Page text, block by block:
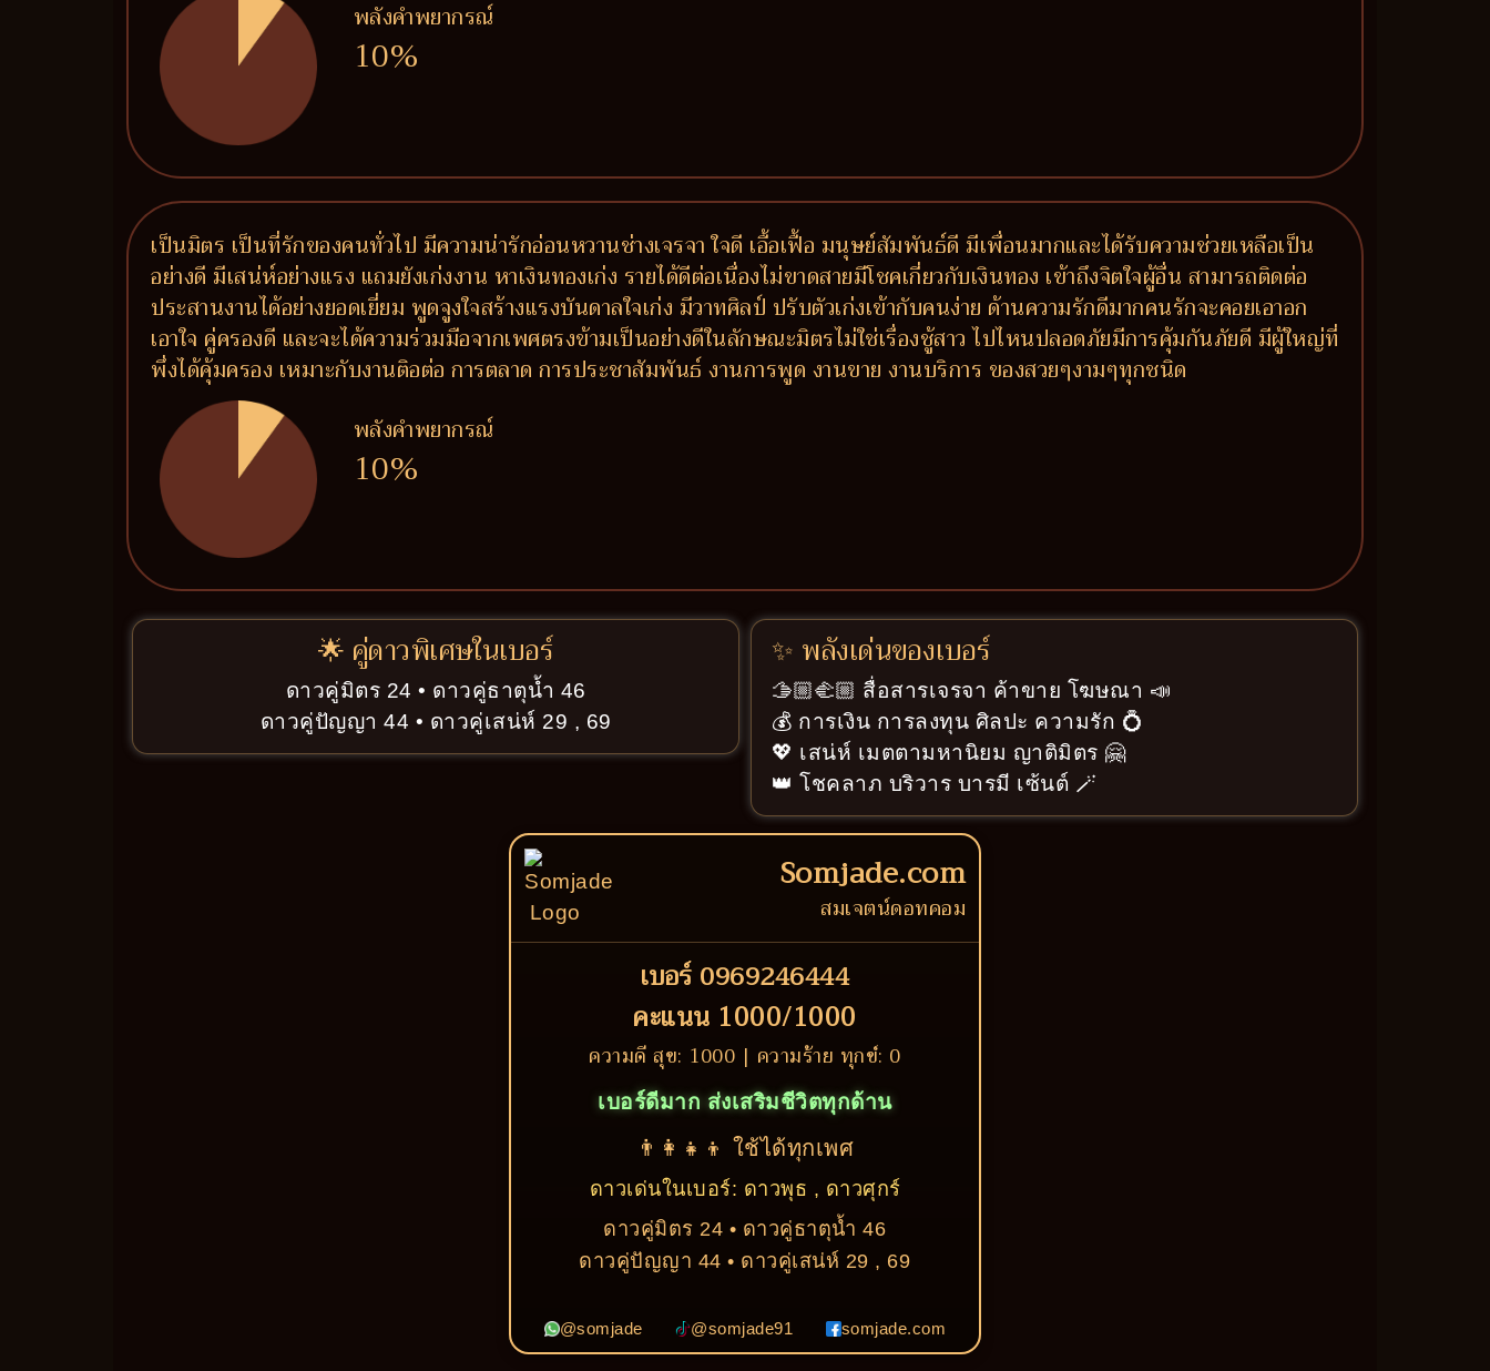
พลังคำพยากรณ์
10%
เป็นมิตร เป็นที่รักของคนทั่วไป มีความน่ารักอ่อนหวานช่างเจรจา ใจดี เอื้อเฟื้อ มนุษย์สัมพันธ์ดี มีเพื่อนมากและได้รับความช่วยเหลือเป็น
อย่างดี มีเสน่ห์อย่างแรง แถมยังเก่งงาน หาเงินทองเก่ง รายได้ดีต่อเนื่องไม่ขาดสายมีโชคเกี่ยวกับเงินทอง เข้าถึงจิตใจผู้อื่น สามารถติดต่อ
ประสานงานได้อย่างยอดเยี่ยม พูดจูงใจสร้างแรงบันดาลใจเก่ง มีวาทศิลป์ ปรับตัวเก่งเข้ากับคนง่าย ด้านความรักดีมากคนรักจะคอยเอาอก
เอาใจ คู่ครองดี และจะได้ความร่วมมือจากเพศตรงข้ามเป็นอย่างดีในลักษณะมิตรไม่ใช่เรื่องชู้สาว ไปไหนปลอดภัยมีการคุ้มกันภัยดี มีผู้ใหญ่ที่
พึ่งได้คุ้มครอง เหมาะกับงานติอต่อ การตลาด การประชาสัมพันธ์ งานการพูด งานขาย งานบริการ ของสวยๆงามๆทุกชนิด
พลังคำพยากรณ์
10%
🌟 คู่ดาวพิเศษในเบอร์
ดาวคู่มิตร 24 • ดาวคู่ธาตุน้ำ 46
ดาวคู่ปัญญา 44 • ดาวคู่เสน่ห์ 29 , 69
✨ พลังเด่นของเบอร์
🫱🏼‍🫲🏼 สื่อสารเจรจา ค้าขาย โฆษณา 📣
💰 การเงิน การลงทุน ศิลปะ ความรัก 💍
💖 เสน่ห์ เมตตามหานิยม ญาติมิตร 🤗
👑 โชคลาภ บริวาร บารมี เซ้นต์ 🪄
Somjade.com
สมเจตน์ดอทคอม
เบอร์ 0969246444
คะแนน 1000/1000
ความดี สุข: 1000 | ความร้าย ทุกข์: 0
เบอร์ดีมาก ส่งเสริมชีวิตทุกด้าน
👨‍👩‍👧‍👦 ใช้ได้ทุกเพศ
ดาวเด่นในเบอร์: ดาวพุธ , ดาวศุกร์
ดาวคู่มิตร 24 • ดาวคู่ธาตุน้ำ 46
ดาวคู่ปัญญา 44 • ดาวคู่เสน่ห์ 29 , 69
@somjade @somjade91 somjade.com